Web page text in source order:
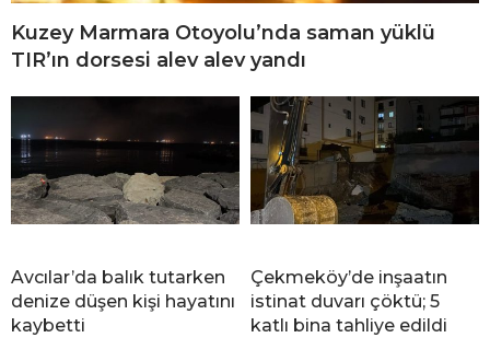
Kuzey Marmara Otoyolu’nda saman yüklü
TIR’ın dorsesi alev alev yandı
Avcılar’da balık tutarken
denize düşen kişi hayatını
kaybetti
Çekmeköy’de inşaatın
istinat duvarı çöktü; 5
katlı bina tahliye edildi